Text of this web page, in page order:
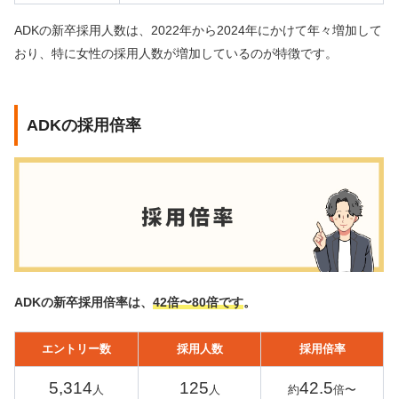
ADKの新卒採用人数は、2022年から2024年にかけて年々増加して
おり、特に女性の採用人数が増加しているのが特徴です。
ADKの採用倍率
ADKの新卒採用倍率は、 42倍〜80倍です。
エントリー数 採用人数 採用倍率
5,314 人 125 人 約42.5倍〜